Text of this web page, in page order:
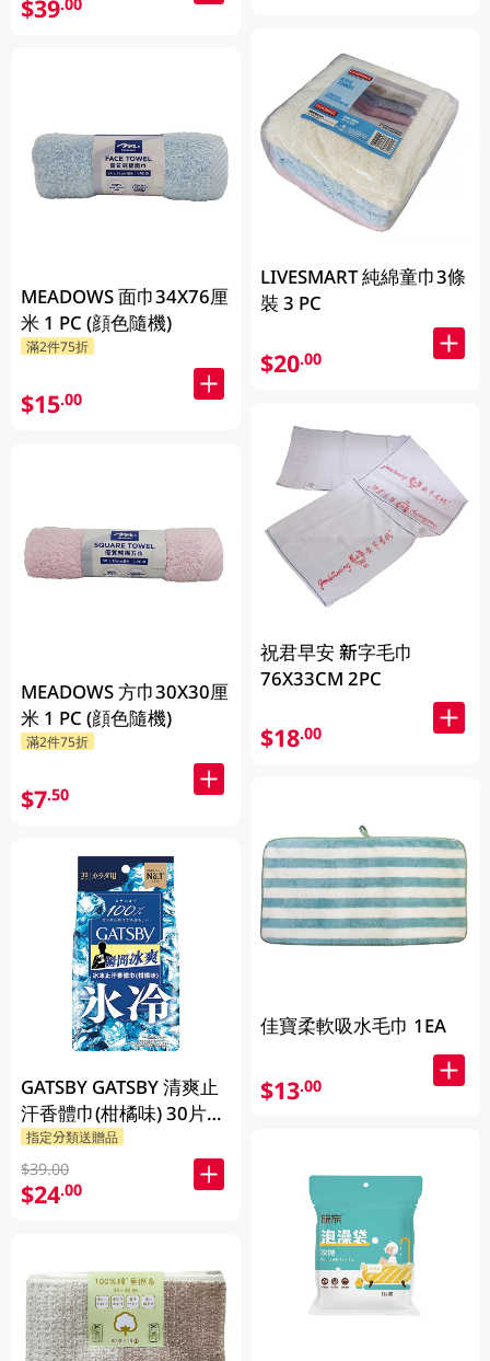
$39
MEADOWS 面巾34X76厘
米 1 PC (顔色隨機)
滿2件75折
$15.00
MEADOWS 方巾30X30厘
米 1 PC (顔色隨機)
滿2件75折
$7.50
GATSBY GATSBY 清爽止
汗香體巾(柑橘味) 30片裝
30 PC
指定分類送贈品
$39.00
$24.00
LIVESMART 純綿童巾3條
裝 3 PC
$20.00
祝君早安 新字毛巾
76X33CM 2PC
$18.00
佳寶柔軟吸水毛巾 1EA
$13.00